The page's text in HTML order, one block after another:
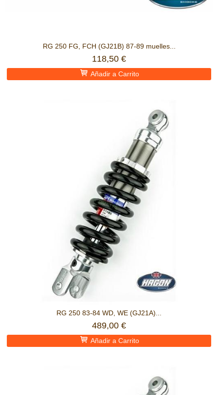
RG 250 FG, FCH (GJ21B) 87-89 muelles...
118,50 €
Añadir a Carrito
RG 250 83-84 WD, WE (GJ21A)...
489,00 €
Añadir a Carrito